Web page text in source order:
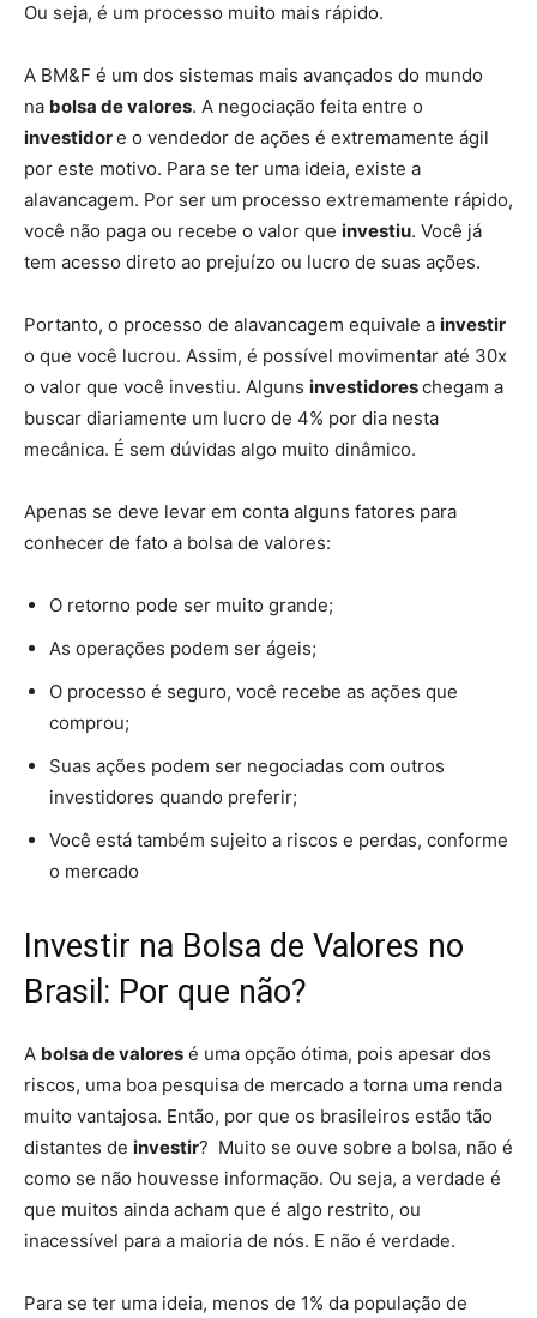
Ou seja, é um processo muito mais rápido.
A BM&F é um dos sistemas mais avançados do mundo
na bolsa de valores. A negociação feita entre o
investidore o vendedor de ações é extremamente ágil
por este motivo. Para se ter uma ideia, existe a
alavancagem. Por ser um processo extremamente rápido,
você não paga ou recebe o valor que investiu. Você já
tem acesso direto ao prejuízo ou lucro de suas ações.
Portanto, o processo de alavancagem equivale a investir
o que você lucrou. Assim, é possível movimentar até 30x
o valor que você investiu. Alguns investidoreschegam a
buscar diariamente um lucro de 4% por dia nesta
mecânica. É sem dúvidas algo muito dinâmico.
Apenas se deve levar em conta alguns fatores para
conhecer de fato a bolsa de valores:
O retorno pode ser muito grande;
As operações podem ser ágeis;
O processo é seguro, você recebe as ações que
comprou;
Suas ações podem ser negociadas com outros
investidores quando preferir;
Você está também sujeito a riscos e perdas, conforme
o mercado
Investir na Bolsa de Valores no
Brasil: Por que não?
A bolsa de valores é uma opção ótima, pois apesar dos
riscos, uma boa pesquisa de mercado a torna uma renda
muito vantajosa. Então, por que os brasileiros estão tão
distantes de investir? Muito se ouve sobre a bolsa, não é
como se não houvesse informação. Ou seja, a verdade é
que muitos ainda acham que é algo restrito, ou
inacessível para a maioria de nós. E não é verdade.
Para se ter uma ideia, menos de 1% da população de